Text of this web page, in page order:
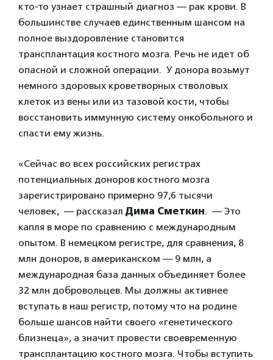
кто-то узнает страшный диагноз — рак крови. В
большинстве случаев единственным шансом на
полное выздоровление становится
трансплантация костного мозга. Речь не идет об
опасной и сложной операции. У донора возьмут
немного здоровых кроветворных стволовых
клеток из вены или из тазовой кости, чтобы
восстановить иммунную систему онкобольного и
спасти ему жизнь.
«Сейчас во всех российских регистрах
потенциальных доноров костного мозга
зарегистрировано примерно 97,6 тысячи
человек, — рассказал Дима Сметкин. — Это
капля в море по сравнению с международным
опытом. В немецком регистре, для сравнения, 8
млн доноров, в американском — 9 млн, а
международная база данных объединяет более
32 млн добровольцев. Мы должны активнее
вступать в наш регистр, потому что на родине
больше шансов найти своего «генетического
близнеца», а значит провести своевременную
трансплантацию костного мозга. Чтобы вступить